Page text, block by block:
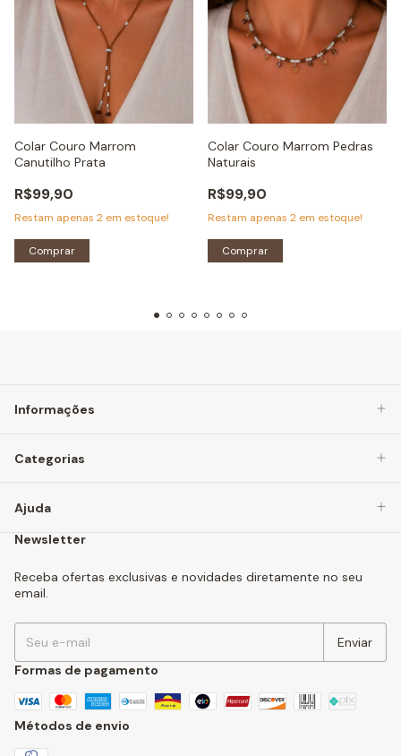
Colar Couro Marrom
Canutilho Prata
R$99,90
Restam apenas 2 em estoque!
Comprar
Colar Couro Marrom Pedras
Naturais
R$99,90
Restam apenas 2 em estoque!
Comprar
Informações
Categorias
Ajuda
Newsletter
Receba ofertas exclusivas e novidades diretamente no seu
email.
Formas de pagamento
Métodos de envio